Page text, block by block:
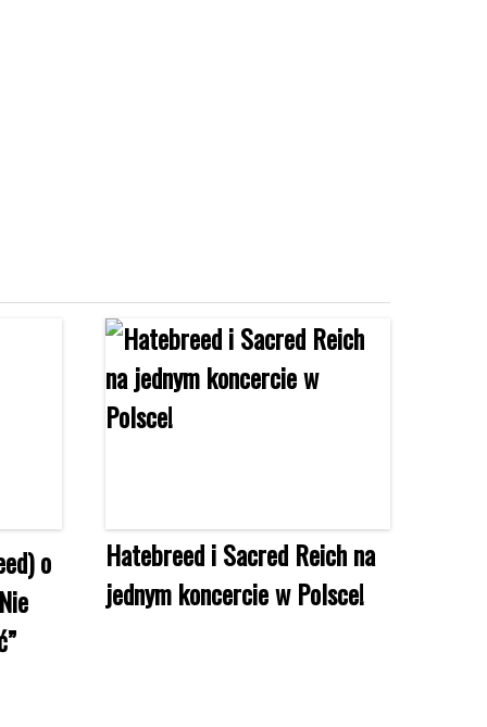
o
Hatebreed i Sacred Reich na
jednym koncercie w Polsce!